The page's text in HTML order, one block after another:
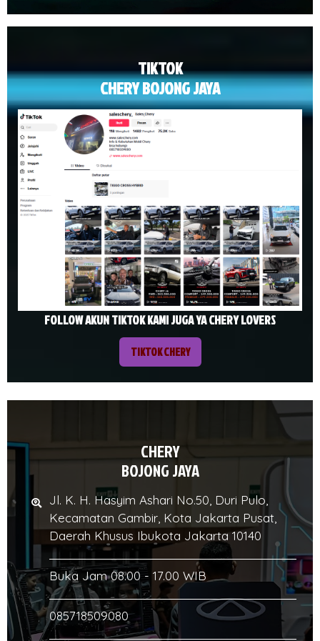
TIKTOK
CHERY BOJONG JAYA
FOLLOW AKUN TIKTOK KAMI JUGA YA CHERY LOVERS
TIKTOK CHERY
CHERY
BOJONG JAYA
Jl. K. H. Hasyim Ashari No.50, Duri Pulo,
Kecamatan Gambir, Kota Jakarta Pusat,
Daerah Khusus Ibukota Jakarta 10140
Buka Jam 08.00 - 17.00 WIB
085718509080